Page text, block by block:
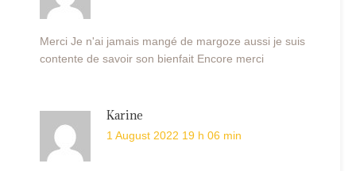
Merci Je n'ai jamais mangé de margoze aussi je suis
contente de savoir son bienfait Encore merci
Karine
1 August 2022 19 h 06 min